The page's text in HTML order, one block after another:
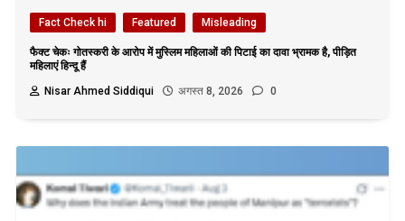
Fact Check hi Featured Misleading
फैक्ट चेकः गोतस्करी के आरोप में मुस्लिम महिलाओं की पिटाई का दावा भ्रामक है, पीड़ित
महिलाएं हिन्दू हैं
Nisar Ahmed Siddiqui
अगस्त 8, 2026 0